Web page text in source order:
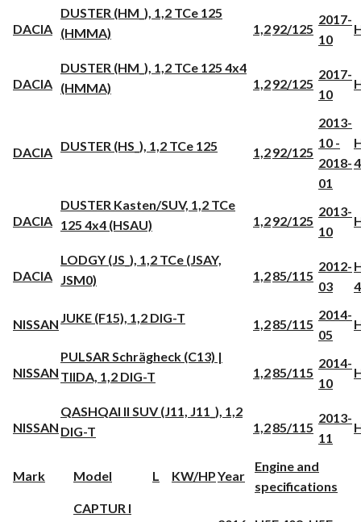
DACIA
DUSTER (HM_), 1,2 TCe 125
(HMMA)
1,292/125
2017-
10
DACIA
DUSTER (HM_), 1,2 TCe 125 4x4
(HMMA)
1,292/125
2017-
10
DACIA DUSTER (HS_), 1,2 TCe 125 1,292/125
2013-
10 -
2018-
01
DACIA
DUSTER Kasten/SUV, 1,2 TCe
125 4x4 (HSAU)
1,292/125
2013-
10
DACIA
LODGY (JS_), 1,2 TCe (JSAY,
JSM0)
1,285/115
2012-
03
NISSAN JUKE (F15), 1,2 DIG-T 1,285/115
2014-
05
NISSAN
PULSAR Schrägheck (C13) |
TIIDA, 1,2 DIG-T
1,285/115
2014-
10
NISSAN
QASHQAI II SUV (J11, J11_), 1,2
DIG-T
1,285/115
2013-
11
Mark Model L KW/HPYear
Engine and
specifications
CAPTUR I